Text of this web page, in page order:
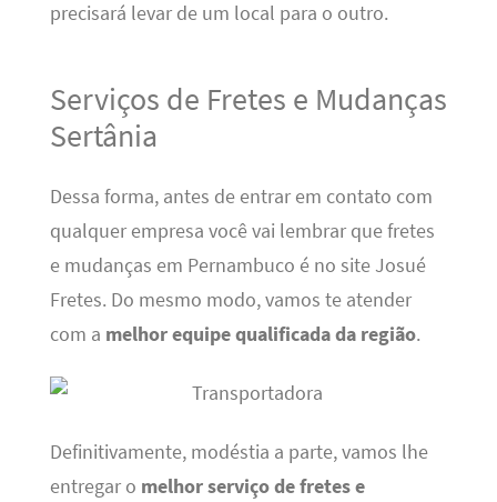
precisará levar de um local para o outro.
Serviços de Fretes e Mudanças
Sertânia
Dessa forma, antes de entrar em contato com
qualquer empresa você vai lembrar que fretes
e mudanças em Pernambuco é no site Josué
Fretes. Do mesmo modo, vamos te atender
com a melhor equipe qualificada da região.
Definitivamente, modéstia a parte, vamos lhe
entregar o melhor serviço de fretes e